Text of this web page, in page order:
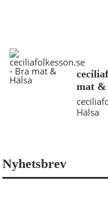
mat &
Hälsa
Nyhetsbrev